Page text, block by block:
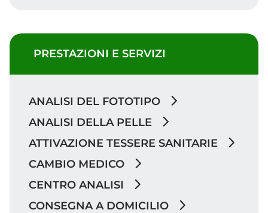
PRESTAZIONI E SERVIZI
ANALISI DEL FOTOTIPO
ANALISI DELLA PELLE
ATTIVAZIONE TESSERE SANITARIE
CAMBIO MEDICO
CENTRO ANALISI
CONSEGNA A DOMICILIO